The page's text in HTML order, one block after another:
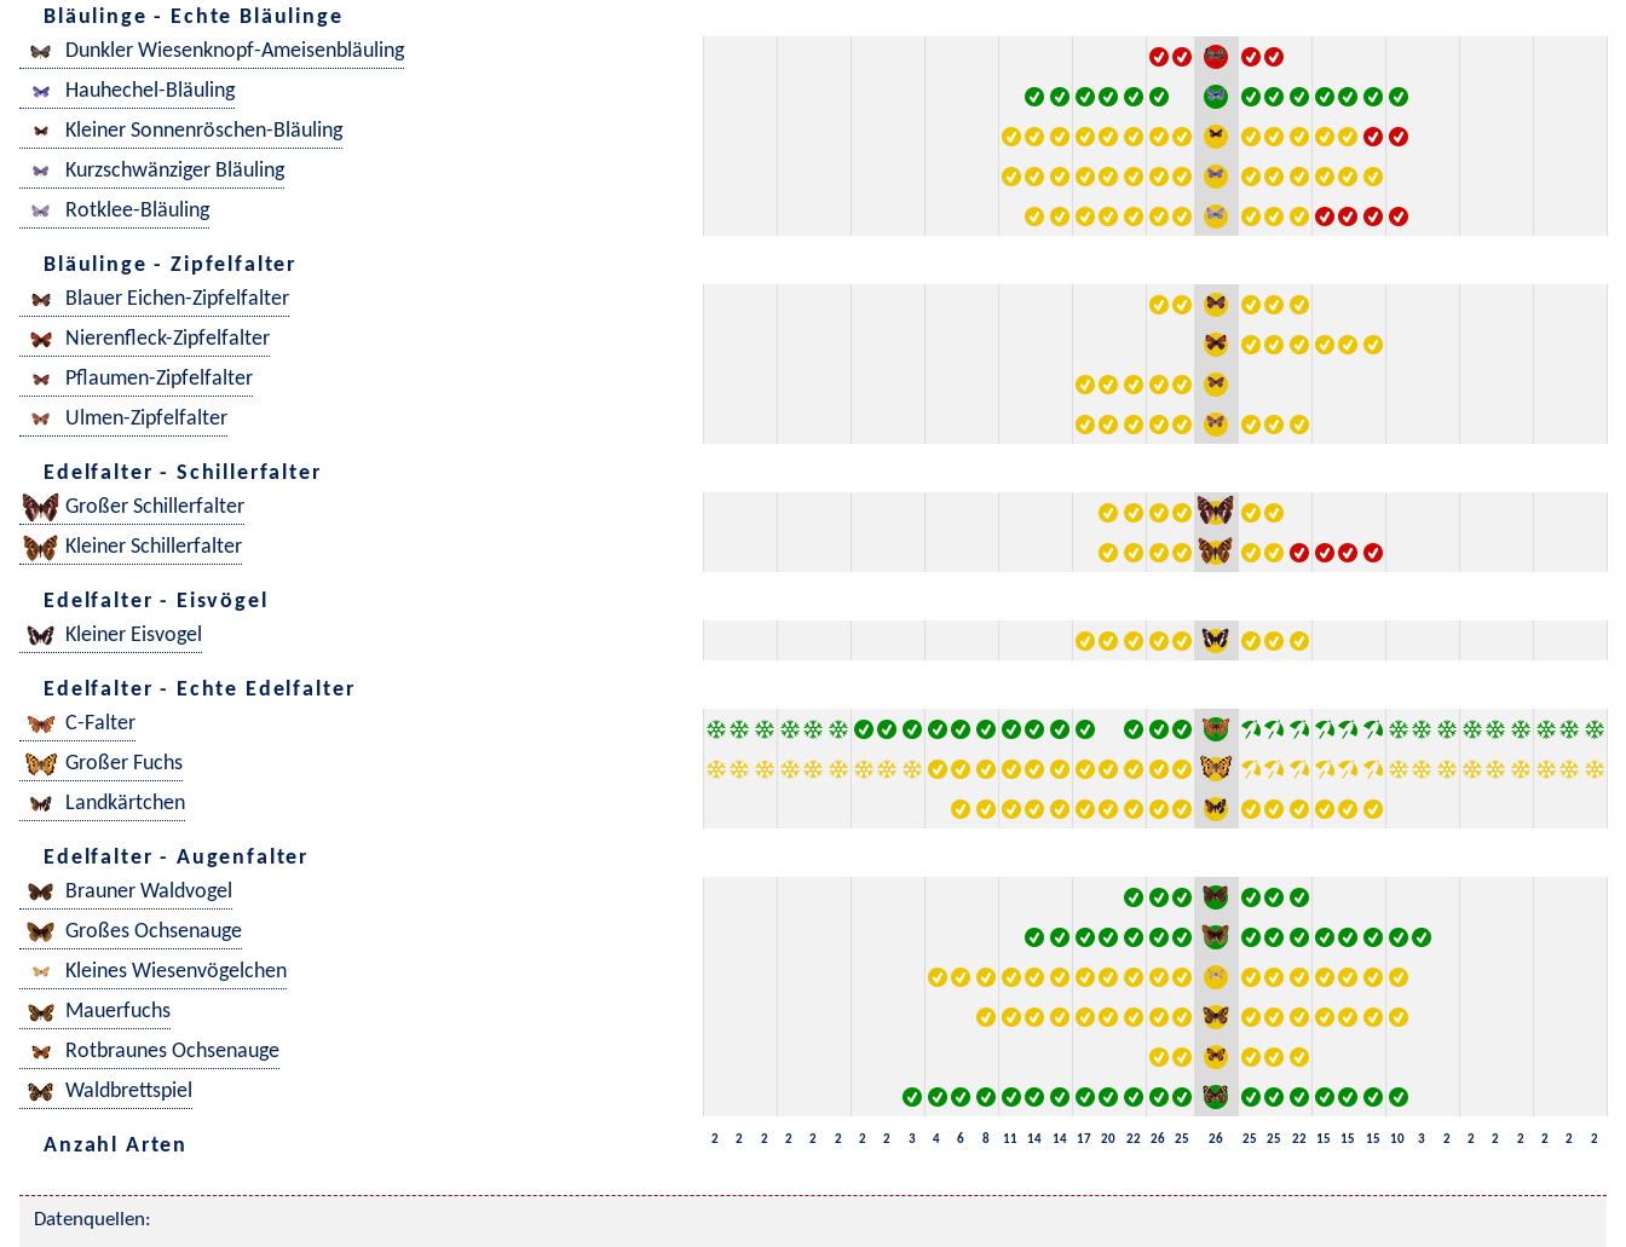
Bläulinge - Echte Bläulinge
Dunkler Wiesenknopf-Ameisenbläuling
Hauhechel-Bläuling
Kleiner Sonnenröschen-Bläuling
Kurzschwänziger Bläuling
Rotklee-Bläuling
Bläulinge - Zipfelfalter
Blauer Eichen-Zipfelfalter
Nierenfleck-Zipfelfalter
Pflaumen-Zipfelfalter
Ulmen-Zipfelfalter
Edelfalter - Schillerfalter
Großer Schillerfalter
Kleiner Schillerfalter
Edelfalter - Eisvögel
Kleiner Eisvogel
Edelfalter - Echte Edelfalter
C-Falter
Großer Fuchs
Landkärtchen
Edelfalter - Augenfalter
Brauner Waldvogel
Großes Ochsenauge
Kleines Wiesenvögelchen
Mauerfuchs
Rotbraunes Ochsenauge
Waldbrettspiel
Anzahl Arten 2 2 2 2 2 2 2 2 3 4 6 8 11 14 14 17 20 22 26 25 26 25 25 22 15 15 15 10 3 2 2 2 2 2 2 2
Datenquellen: